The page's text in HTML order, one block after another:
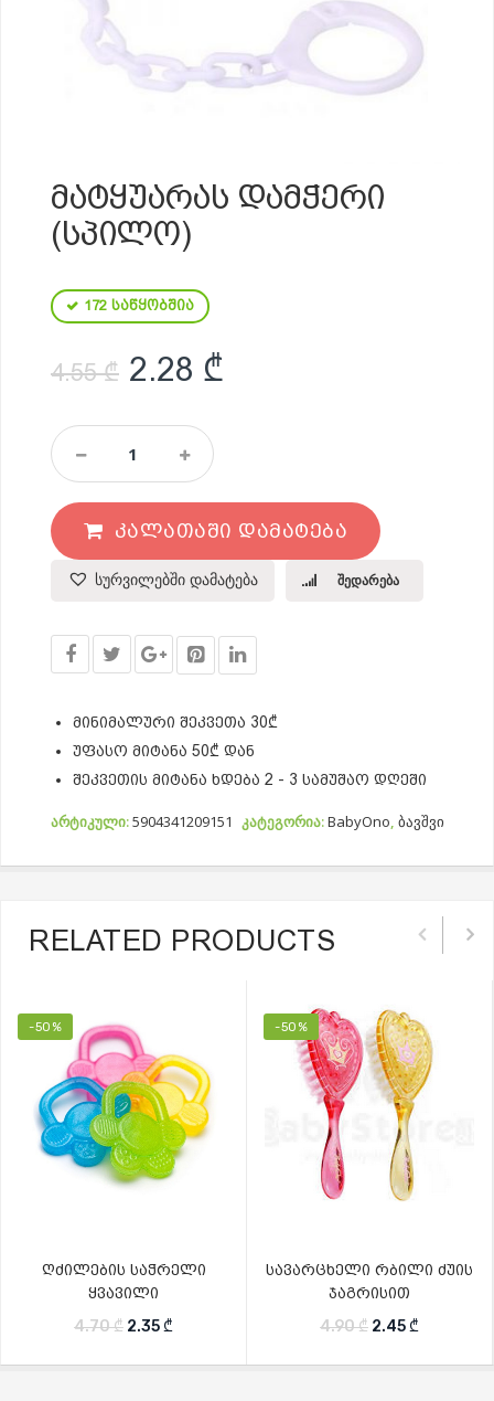
ᲛᲐᲢᲧᲣᲐᲠᲐᲡ ᲓᲐᲛᲭᲔᲠᲘ
(ᲡᲞᲘᲚᲝ)
172 საწყობშია
4.55₾ Original price was:
2.28 ₾
Მატყუარას
Დამჭერი
(სპილო)
Quantity
ᲙᲐᲚᲐᲗᲐᲨᲘ ᲓᲐᲛᲐᲢᲔᲑᲐ
სურვილებში დამატება შედარება
მინიმალური შეკვეთა 30₾
უფასო მიტანა 50₾ დან
შეკვეთის მიტანა ხდება 2 - 3 სამუშაო დღეში
არტიკული:5904341209151 კატეგორია:BabyOno, ბავშვი
RELATED PRODUCTS
-50%
ღძილების საჭრელი
ყვავილი
4.70₾ Original price was: 4.70 ₾.
2.35₾ Current price is: 2.35 ₾.
-50%
სავარცხელი რბილი ძუის
ჯაგრისით
4.90₾ Original price
2.45₾